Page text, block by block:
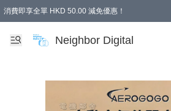
消費即享全單 HKD 50.00 減免優惠！
Neighbor Digital